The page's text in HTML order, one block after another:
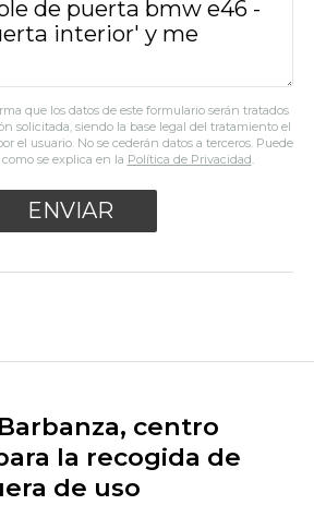
que los datos de este formulario serán tratados
solicitada, siendo la base legal del tratamiento el
el usuario. No se cederán datos a terceros. Puede
se explica en la Política de Privacidad.
centro
la recogida de
de uso